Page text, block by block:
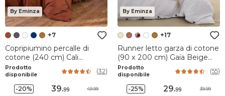
By Eminza
+7
Copripiumino percalle di
cotone (240 cm) Cali
Terracotta
Prodotto
disponibile
(32)
-20% 39.99 49.99
By Eminza
+17
Runner letto garza di cotone
(90 x 200 cm) Gaïa Beige
pampa
Prodotto
disponibile
(55)
-25% 29.99 39.99